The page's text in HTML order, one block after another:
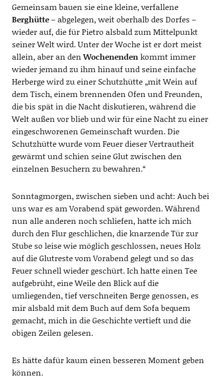
Gemeinsam bauen sie eine kleine, verfallene
Berghütte– abgelegen, weit oberhalb des Dorfes –
wieder auf, die für Pietro alsbald zum Mittelpunkt
seiner Welt wird. Unter der Woche ist er dort meist
allein, aber an denWochenendenkommt immer
wieder jemand zu ihm hinauf und seine einfache
Herberge wird zu einer Schutzhütte „mit Wein auf
dem Tisch, einem brennenden Ofen und Freunden,
die bis spät in die Nacht diskutieren, während die
Welt außen vor blieb und wir für eine Nacht zu einer
eingeschworenen Gemeinschaft wurden. Die
Schutzhütte wurde vom Feuer dieser Vertrautheit
gewärmt und schien seine Glut zwischen den
einzelnen Besuchern zu bewahren.“
Sonntagmorgen, zwischen sieben und acht: Auch bei
uns war es am Vorabend spät geworden. Während
nun alle anderen noch schliefen, hatte ich mich
durch den Flur geschlichen, die knarzende Tür zur
Stube so leise wie möglich geschlossen, neues Holz
auf die Glutreste vom Vorabend gelegt und so das
Feuer schnell wieder geschürt. Ich hatte einen Tee
aufgebrüht, eine Weile den Blick auf die
umliegenden, tief verschneiten Berge genossen, es
mir alsbald mit dem Buch auf dem Sofa bequem
gemacht, mich in die Geschichte vertieft und die
obigen Zeilen gelesen.
Es hätte dafür kaum einen besseren Moment geben
können.